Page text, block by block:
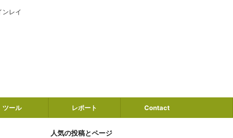
ンレイ
ツール レポート Contact
人気の投稿とページ